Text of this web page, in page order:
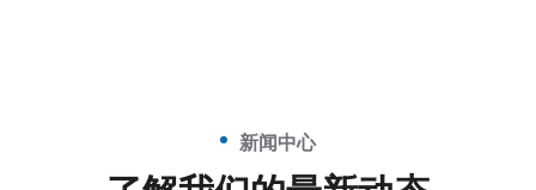
新闻中心